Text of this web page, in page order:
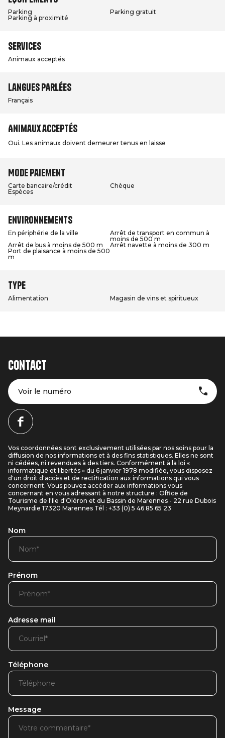
Parking
Parking gratuit
Parking à proximité
Services
Animaux acceptés
Langues parlées
Français
Animaux acceptés
Oui. Les animaux doivent demeurer tenus en laisse
Mode paiement
Carte bancaire/crédit
Chèque
Espèces
Environnements
En périphérie de la ville
Arrêt de transport en commun à
moins de 500 m
Arrêt de bus à moins de 500 m
Arrêt navette à moins de 300 m
Port de plaisance à moins de 500
m
Type
Alimentation Magasin de vins et spiritueux
Contact
Voir le numéro
Vos coordonnées sont exclusivement utilisées par nos soins pour la
diffusion de nos informations et à des fins statistiques. Elles ne sont
ni cédées, ni revendues à des tiers. Conformément à la loi «
informatique et libertés » du 6 janvier 1978 modifiée, vous disposez
d'un droit d'accès et de rectification aux informations qui vous
concernent. Vous pouvez accéder aux informations vous
concernant en vous adressant à notre structure : Office de
Tourisme de l'Ile d'Oléron et du Bassin de Marennes - 22 rue Dubois
Meynardie 17320 Marennes Tél : +33 (0) 5 46 85 65 23
Nom
Prénom
Adresse mail
Téléphone
Message